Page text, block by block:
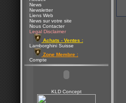
News
Newsletter
Liens Web
News sur votre site
Nous Contacter
Legal Disclaimer
Achats - Ventes :
Lamborghini Suisse
Zone Membre :
Compte
KLD Concept